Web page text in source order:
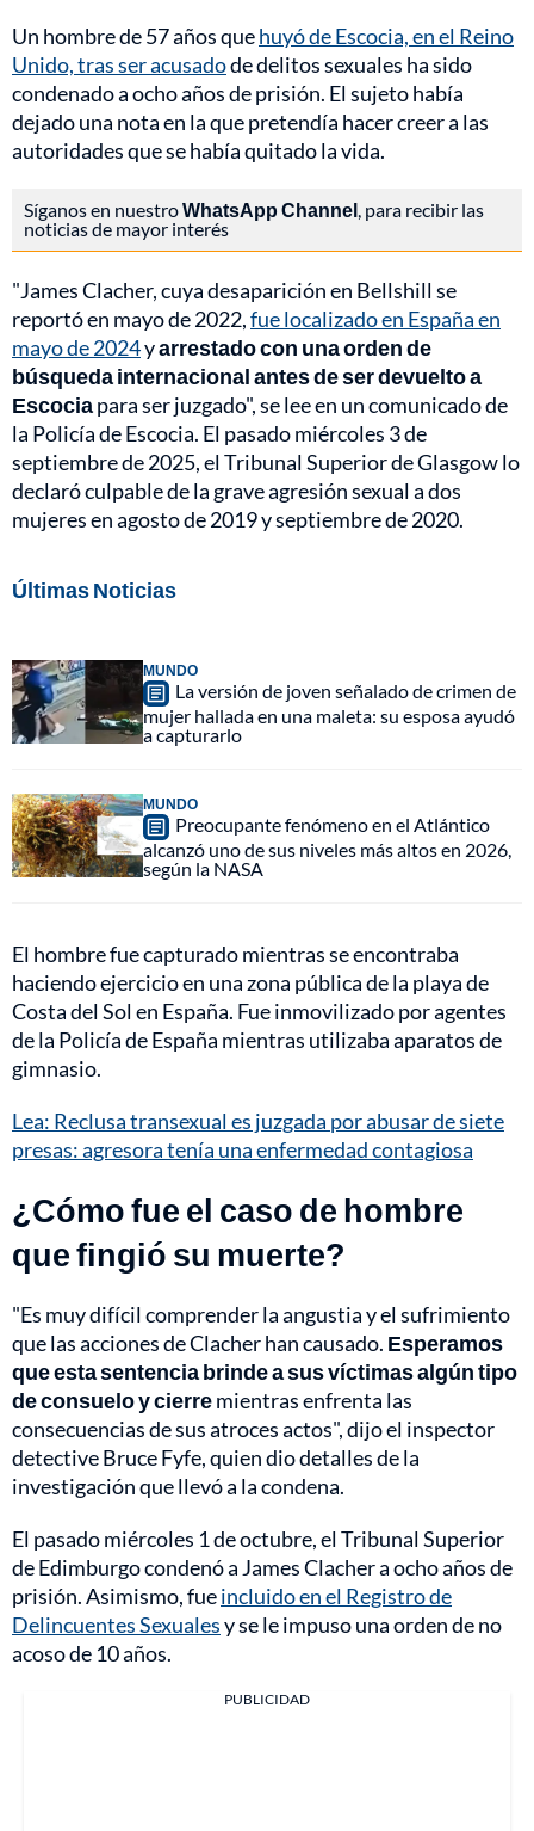
Un hombre de 57 años quehuyó de Escocia, en el Reino
Unido, tras ser acusadode delitos sexuales ha sido
condenado a ocho años de prisión. El sujeto había
dejado una nota en la que pretendía hacer creer a las
autoridades que se había quitado la vida.
Síganos en nuestroWhatsApp Channel, para recibir las
noticias de mayor interés
"James Clacher, cuya desaparición en Bellshill se
reportó en mayo de 2022,fue localizado en España en
mayo de 2024yarrestado con una orden de
búsqueda internacional antes de ser devuelto a
Escociapara ser juzgado", se lee en un comunicado de
la Policía de Escocia. El pasado miércoles 3 de
septiembre de 2025, el Tribunal Superior de Glasgow lo
declaró culpable de la grave agresión sexual a dos
mujeres en agosto de 2019 y septiembre de 2020.
Últimas Noticias
MUNDO
La versión de joven señalado de crimen de
mujer hallada en una maleta: su esposa ayudó
a capturarlo
MUNDO
Preocupante fenómeno en el Atlántico
alcanzó uno de sus niveles más altos en 2026,
según la NASA
El hombre fue capturado mientras se encontraba
haciendo ejercicio en una zona pública de la playa de
Costa del Sol en España. Fue inmovilizado por agentes
de la Policía de España mientras utilizaba aparatos de
gimnasio.
Lea: Reclusa transexual es juzgada por abusar de siete
presas: agresora tenía una enfermedad contagiosa
¿Cómo fue el caso de hombre
que fingió su muerte?
"Es muy difícil comprender la angustia y el sufrimiento
que las acciones de Clacher han causado. Esperamos
que esta sentencia brinde a sus víctimas algún tipo
de consuelo y cierremientras enfrenta las
consecuencias de sus atroces actos", dijo el inspector
detective Bruce Fyfe, quien dio detalles de la
investigación que llevó a la condena.
El pasado miércoles 1 de octubre, el Tribunal Superior
de Edimburgo condenó a James Clacher a ocho años de
prisión. Asimismo, fueincluido en el Registro de
Delincuentes Sexualesy se le impuso una orden de no
acoso de 10 años.
PUBLICIDAD